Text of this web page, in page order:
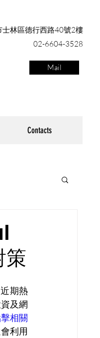
士林區德行西路40號2樓
02-6604-3528
Mail
Contacts
及網
相關
利用